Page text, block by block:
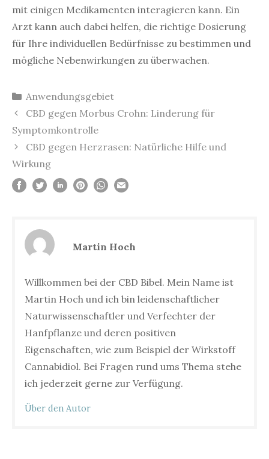
mit einigen Medikamenten interagieren kann. Ein
Arzt kann auch dabei helfen, die richtige Dosierung
für Ihre individuellen Bedürfnisse zu bestimmen und
mögliche Nebenwirkungen zu überwachen.
Kategorien
Anwendungsgebiet
Beitrags-
Navigation
CBD gegen Morbus Crohn: Linderung für
Symptomkontrolle
CBD gegen Herzrasen: Natürliche Hilfe und
Wirkung
Martin Hoch
Willkommen bei der CBD Bibel. Mein Name ist
Martin Hoch und ich bin leidenschaftlicher
Naturwissenschaftler und Verfechter der
Hanfpflanze und deren positiven
Eigenschaften, wie zum Beispiel der Wirkstoff
Cannabidiol. Bei Fragen rund ums Thema stehe
ich jederzeit gerne zur Verfügung.
Über den Autor